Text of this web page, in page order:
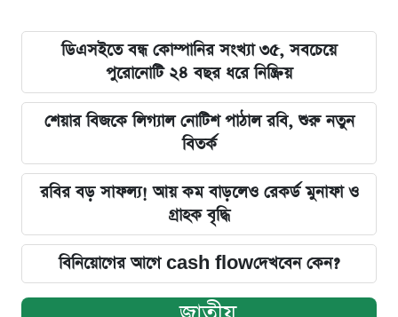
ডিএসইতে বন্ধ কোম্পানির সংখ্যা ৩৫, সবচেয়ে
পুরোনোটি ২৪ বছর ধরে নিষ্ক্রিয়
শেয়ার বিজকে লিগ্যাল নোটিশ পাঠাল রবি, শুরু নতুন
বিতর্ক
রবির বড় সাফল্য! আয় কম বাড়লেও রেকর্ড মুনাফা ও
গ্রাহক বৃদ্ধি
বিনিয়োগের আগে cash flowদেখবেন কেন?